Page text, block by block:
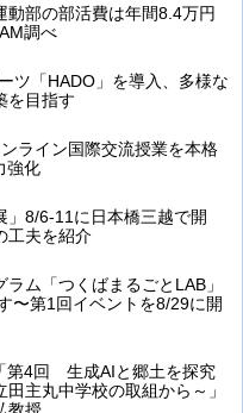
動部の部活費は年間8.4万円
調べ
ツ「HADO」を導入、多様な
を目指す
ライン国際交流授業を本格
強化
」8/6-11に日本橋三越で開
工夫を紹介
ム「つくばまるごとLAB」
〜第1回イベントを8/29に開
第4回 生成AIと郷土を探究
主丸中学校の取組から～」
教授